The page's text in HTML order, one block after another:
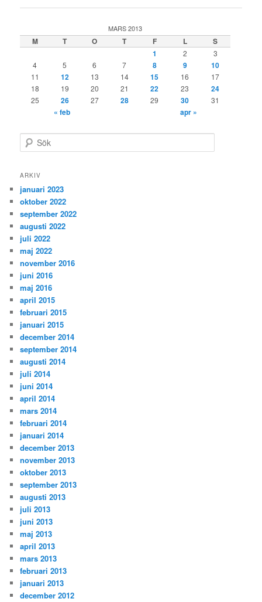
MARS 2013
M T O T F L
S
1
2
3
4
5 6 7 8 9 10
11 12 13 14 15 16
17
18
19 20 21 22 23 24
25 26 27 28 29 30 31
« feb apr »
ö
ARKIV
januari 2023
oktober 2022
september 2022
augusti 2022
juli 2022
maj 2022
november 2016
juni 2016
maj 2016
april 2015
februari 2015
januari 2015
december 2014
september 2014
augusti 2014
juli 2014
juni 2014
april 2014
mars 2014
februari 2014
januari 2014
december 2013
november 2013
oktober 2013
september 2013
augusti 2013
juli 2013
juni 2013
maj 2013
april 2013
mars 2013
februari 2013
januari 2013
december 2012